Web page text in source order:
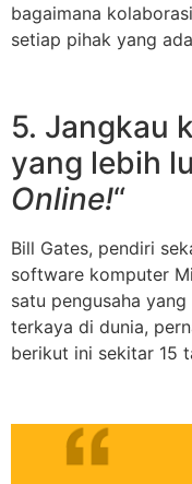
bagaimana
setiap pihak yang
5. Jangkau
yang lebih
Online!“
Bill Gates, pendiri
software komputer
satu pengusaha
terkaya di dunia,
berikut ini sekitar 15